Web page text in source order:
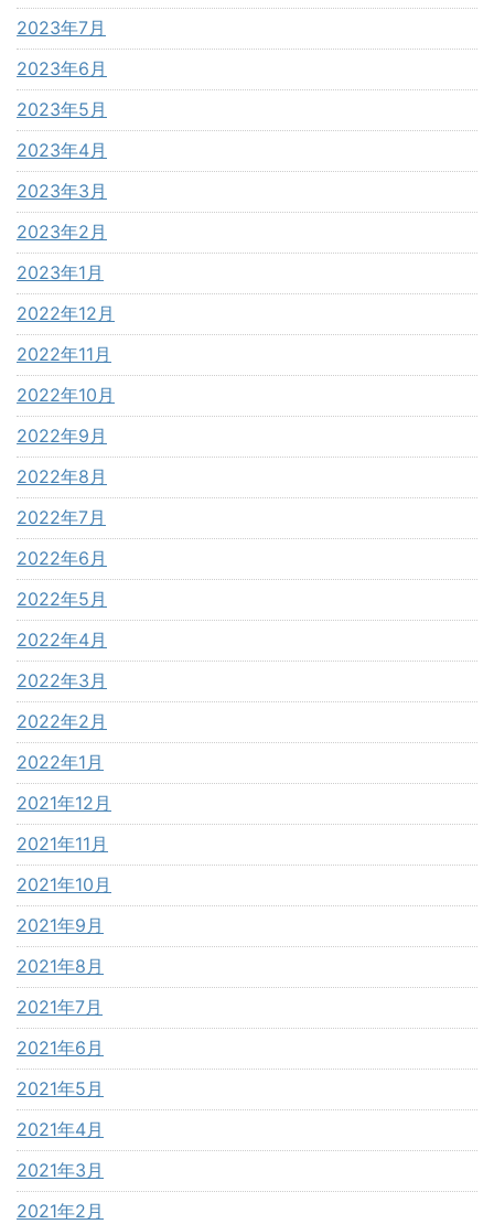
2023年7月
2023年6月
2023年5月
2023年4月
2023年3月
2023年2月
2023年1月
2022年12月
2022年11月
2022年10月
2022年9月
2022年8月
2022年7月
2022年6月
2022年5月
2022年4月
2022年3月
2022年2月
2022年1月
2021年12月
2021年11月
2021年10月
2021年9月
2021年8月
2021年7月
2021年6月
2021年5月
2021年4月
2021年3月
2021年2月